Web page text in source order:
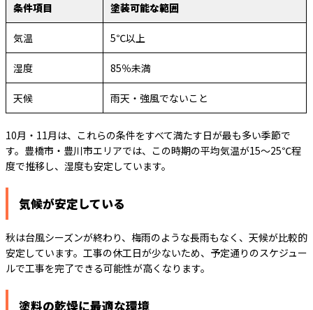
条件項目 塗装可能な範囲
気温 5℃以上
湿度 85％未満
天候 雨天・強風でないこと
10月・11月は、これらの条件をすべて満たす日が最も多い季節で
す。豊橋市・豊川市エリアでは、この時期の平均気温が15～25℃程
度で推移し、湿度も安定しています。
気候が安定している
秋は台風シーズンが終わり、梅雨のような長雨もなく、天候が比較的
安定しています。工事の休工日が少ないため、予定通りのスケジュー
ルで工事を完了できる可能性が高くなります。
塗料の乾燥に最適な環境